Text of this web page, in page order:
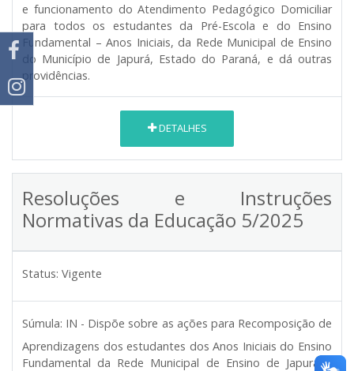
e funcionamento do Atendimento Pedagógico Domiciliar
para todos os estudantes da Pré-Escola e do Ensino
Fundamental – Anos Iniciais, da Rede Municipal de Ensino
do Município de Japurá, Estado do Paraná, e dá outras
providências.
DETALHES
Resoluções e Instruções
Normativas da Educação 5/2025
Status: Vigente
Súmula: IN - Dispõe sobre as ações para Recomposição de
Aprendizagens dos estudantes dos Anos Iniciais do Ensino
Fundamental da Rede Municipal de Ensino de Japurá –